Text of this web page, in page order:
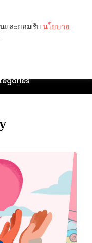
และยอมรับ นโยบาย